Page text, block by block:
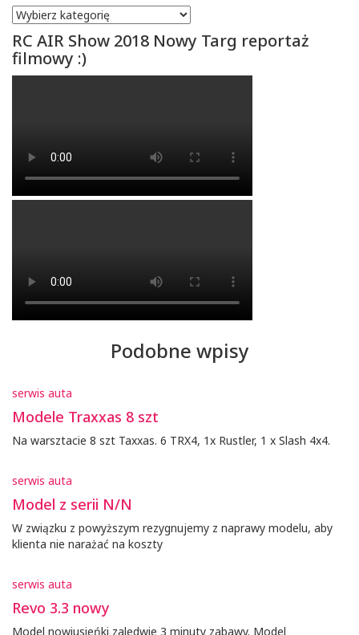
RC AIR Show 2018 Nowy Targ reportaż
filmowy :)
Podobne wpisy
serwis auta
Modele Traxxas 8 szt
Na warsztacie 8 szt Taxxas. 6 TRX4, 1x Rustler, 1 x Slash 4x4.
serwis auta
Model z serii N/N
W związku z powyższym rezygnujemy z naprawy modelu, aby
klienta nie narażać na koszty
serwis auta
Revo 3.3 nowy
Model nowiusieńki zaledwie 3 minuty zabawy. Model